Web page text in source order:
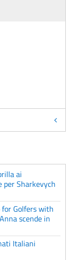
ai
per Sharkevych
Golfers with
scende in
Italiani